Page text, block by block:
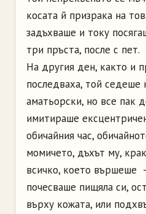
косата й призрака на
задъхваше и току
три пръста, после с пет.
На другия ден, както и
последваха, той седеше
аматьорски, но все пак
имитираше
обичайния час,
момичето, дъхът му,
всичко, което вършеше
почесваше пищяла си,
върху кожата, или